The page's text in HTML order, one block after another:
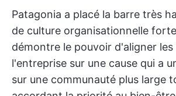
Patagonia a placé la barre très
de culture organisationnelle
démontre le pouvoir d'aligner les
l'entreprise sur une cause qui a
sur une communauté plus large